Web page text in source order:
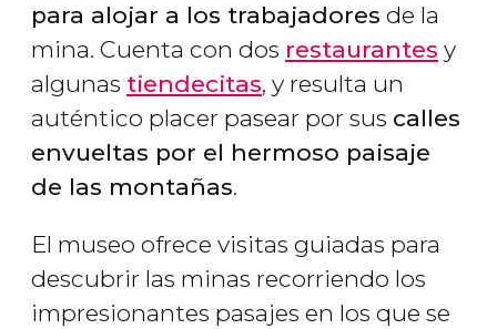
para alojar a los trabajadores de la
mina. Cuenta con dos restaurantes y
algunas tiendecitas, y resulta un
auténtico placer pasear por sus calles
envueltas por el hermoso paisaje
de las montañas.
El museo ofrece visitas guiadas para
descubrir las minas recorriendo los
impresionantes pasajes en los que se